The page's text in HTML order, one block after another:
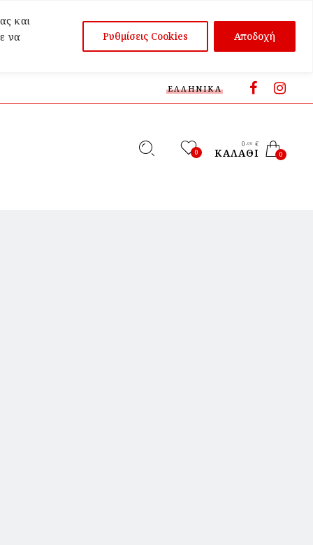
και
να
Ρυθμίσεις Cookies Αποδοχή
ΕΛΛΗΝΙΚΆ
0
0 ,00 €
ΚΑΛΆΘΙ 0